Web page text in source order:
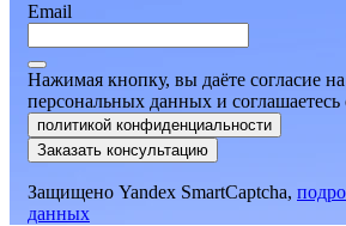
Email
Нажимая кнопку, вы даёте согласие
персональных данных и соглашаетесь
политикой конфиденциальности
Заказать консультацию
Защищено Yandex SmartCaptcha,
данных